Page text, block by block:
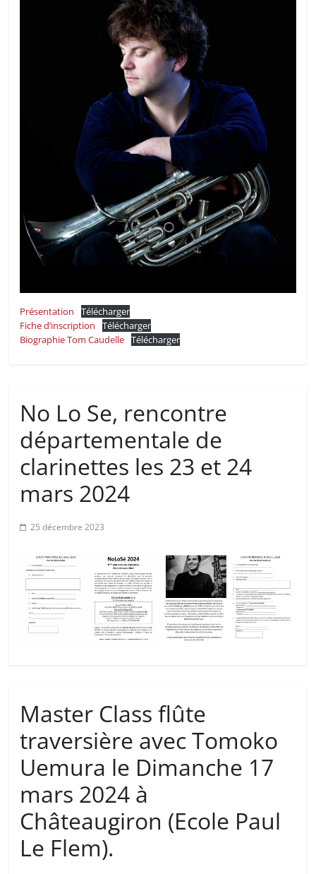
Présentation
Télécharger
Fiche d’inscription
Télécharger
Biographie Tom Caudelle Télécharger
No Lo Se, rencontre
départementale de
clarinettes les 23 et 24
mars 2024
25 décembre 2023
Master Class flûte
traversière avec Tomoko
Uemura le Dimanche 17
mars 2024 à
Châteaugiron (Ecole Paul
Le Flem).